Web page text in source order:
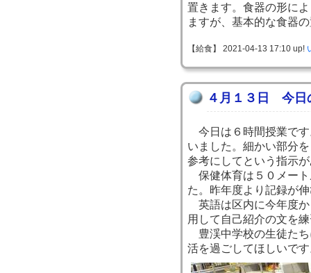
置きます。食器の形に
ますが、基本的な食器
【給食】 2021-04-13 17:10 up!
４月１３日 今日
今日は６時間授業です
いました。細かい部分
参考にしてという指示
保健体育は５０メー
た。昨年度より記録が
英語は区内に今年度か
用して自己紹介の文を
豊渓中学校の生徒たち
活を過ごしてほしいで